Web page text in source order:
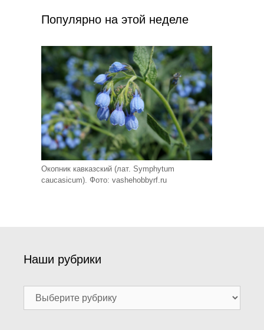
Популярно на этой неделе
Окопник кавказский (лат. Symphytum
caucasicum). Фото: vashehobbyrf.ru
Наши рубрики
Наши
рубрики